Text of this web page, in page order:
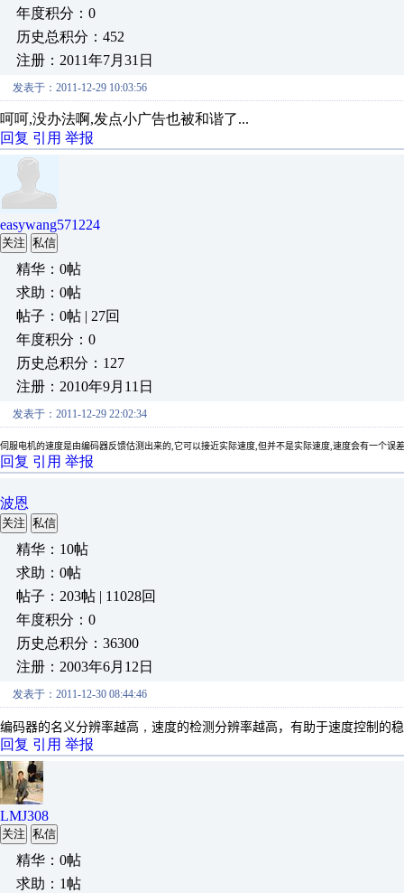
年度积分：0
历史总积分：452
注册：2011年7月31日
发表于：2011-12-29 10:03:56
呵呵,没办法啊,发点小广告也被和谐了...
回复 引用 举报
easywang571224
关注 私信
精华：0帖
求助：0帖
帖子：0帖 | 27回
年度积分：0
历史总积分：127
注册：2010年9月11日
发表于：2011-12-29 22:02:34
伺服电机的速度是由编码器反馈估测出来的 它可以接近实际速度 但并不是实际速度 速度会有一个误
回复 引用 举报
波恩
关注 私信
精华：10帖
求助：0帖
帖子：203帖 | 11028回
年度积分：0
历史总积分：36300
注册：2003年6月12日
发表于：2011-12-30 08:44:46
编码器的名义分辨率越高 ， 速度的检测分辨率越高，有助于速度控制的
回复 引用 举报
LMJ308
关注 私信
精华：0帖
求助：1帖